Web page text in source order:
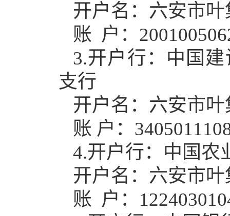
开户名：六安市
账 户：
3.开户行：中国
支行
开户名：六安市
账 户： 3405
4.开户行：中国农
开户名：六安市
账 户：